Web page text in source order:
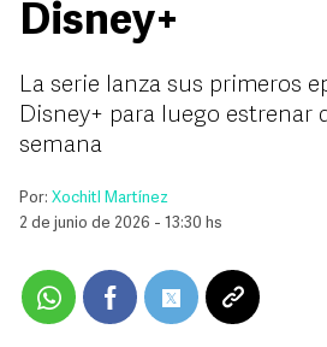
Disney+
La serie lanza sus primeros
Disney+ para luego estrenar
semana
Por: Xochitl Martínez
2 de junio de 2026 - 13:30 hs